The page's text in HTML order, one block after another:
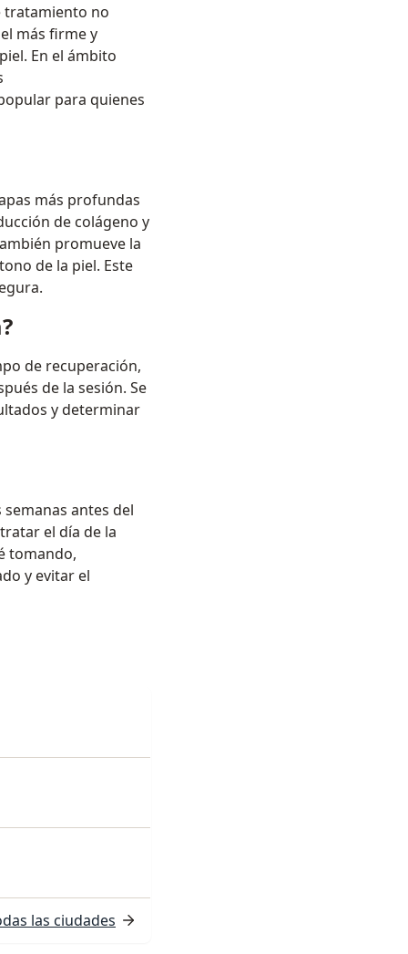
tratamiento no
más firme y
En el ámbito
para quienes
más profundas
de colágeno y
promueve la
de la piel. Este
de recuperación,
de la sesión. Se
y determinar
antes del
el día de la
tomando,
y evitar el
las ciudades